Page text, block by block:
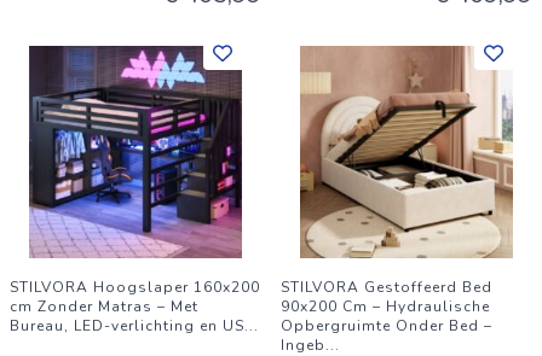
STILVORA Hoogslaper 160x200
cm Zonder Matras – Met
Bureau, LED-verlichting en US...
STILVORA Gestoffeerd Bed
90x200 Cm – Hydraulische
Opbergruimte Onder Bed –
Ingeb...